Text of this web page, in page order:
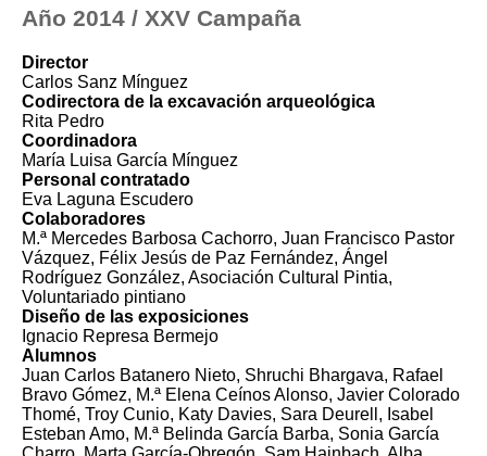
Año 2014 / XXV Campaña
Director
Carlos Sanz Mínguez
Codirectora de la excavación arqueológica
Rita Pedro
Coordinadora
María Luisa García Mínguez
Personal contratado
Eva Laguna Escudero
Colaboradores
M.ª Mercedes Barbosa Cachorro, Juan Francisco Pastor
Vázquez, Félix Jesús de Paz Fernández, Ángel
Rodríguez González, Asociación Cultural Pintia,
Voluntariado pintiano
Diseño de las exposiciones
Ignacio Represa Bermejo
Alumnos
Juan Carlos Batanero Nieto, Shruchi Bhargava, Rafael
Bravo Gómez, M.ª Elena Ceínos Alonso, Javier Colorado
Thomé, Troy Cunio, Katy Davies, Sara Deurell, Isabel
Esteban Amo, M.ª Belinda García Barba, Sonia García